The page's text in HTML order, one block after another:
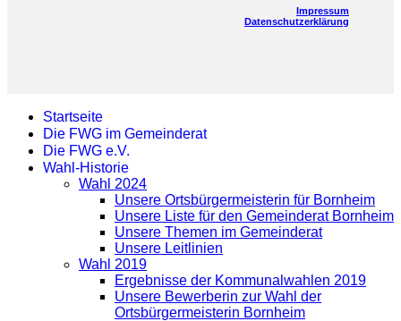
Impressum
Datenschutzerklärung
Startseite
Die FWG im Gemeinderat
Die FWG e.V.
Wahl-Historie
Wahl 2024
Unsere Ortsbürgermeisterin für Bornheim
Unsere Liste für den Gemeinderat Bornheim
Unsere Themen im Gemeinderat
Unsere Leitlinien
Wahl 2019
Ergebnisse der Kommunalwahlen 2019
Unsere Bewerberin zur Wahl der
Ortsbürgermeisterin Bornheim